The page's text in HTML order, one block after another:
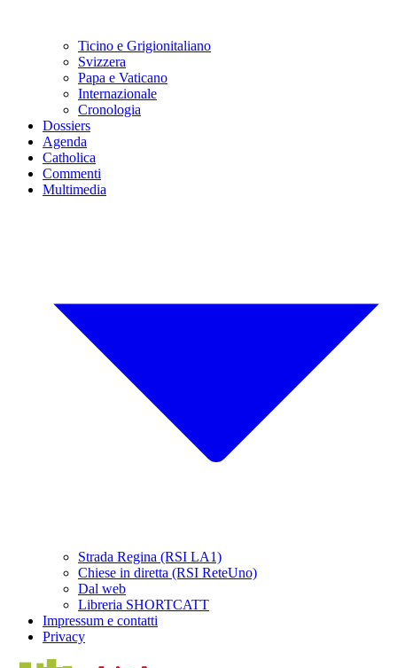
Ticino e Grigionitaliano
Svizzera
Papa e Vaticano
Internazionale
Cronologia
Dossiers
Agenda
Catholica
Commenti
Multimedia
Strada Regina (RSI LA1)
Chiese in diretta (RSI ReteUno)
Dal web
Libreria SHORTCATT
Impressum e contatti
Privacy